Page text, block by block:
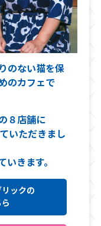
のない猫を保
のカフェで
８店舗に
いただきまし
きます。
ックの